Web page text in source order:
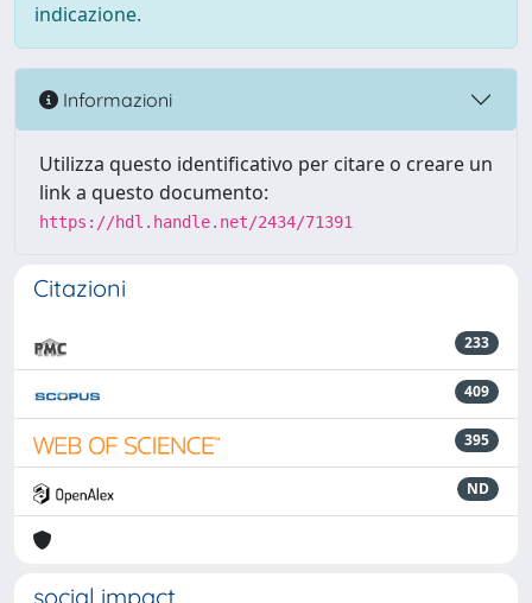
indicazione.
Informazioni
Utilizza questo identificativo per citare o creare un
link a questo documento:
https://hdl.handle.net/2434/71391
Citazioni
233
409
395
ND
social impact